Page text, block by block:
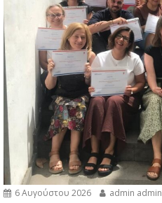
6 Αυγούστου 2026 admin admin